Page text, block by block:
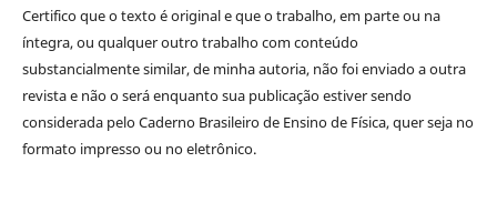
Certifico que o texto é original e que o trabalho, em parte ou na
íntegra, ou qualquer outro trabalho com conteúdo
substancialmente similar, de minha autoria, não foi enviado a outra
revista e não o será enquanto sua publicação estiver sendo
considerada pelo Caderno Brasileiro de Ensino de Física, quer seja no
formato impresso ou no eletrônico.